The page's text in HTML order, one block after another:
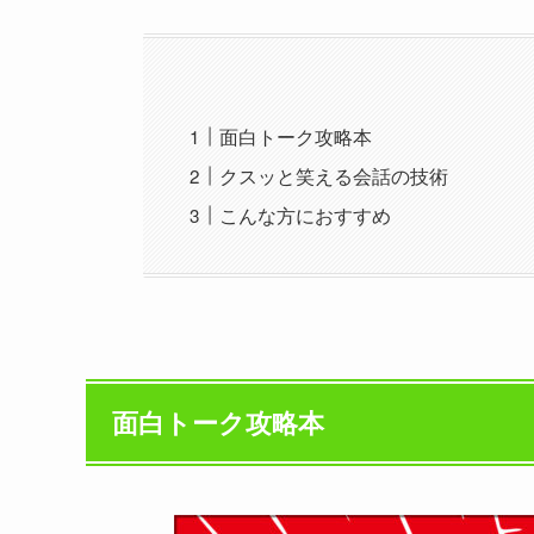
面白トーク攻略本
クスッと笑える会話の技術
こんな方におすすめ
面白トーク攻略本